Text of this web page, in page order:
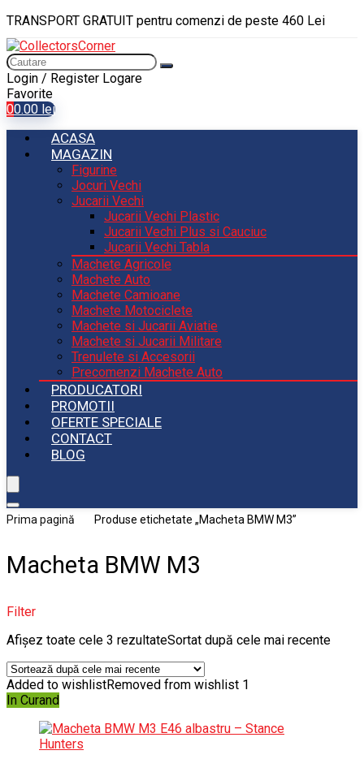
TRANSPORT GRATUIT pentru comenzi de peste 460 Lei
Login / Register Logare
Favorite
00.00 lei
ACASA
MAGAZIN
Figurine
Jocuri Vechi
Jucarii Vechi
Jucarii Vechi Plastic
Jucarii Vechi Plus si Cauciuc
Jucarii Vechi Tabla
Machete Agricole
Machete Auto
Machete Camioane
Machete Motociclete
Machete si Jucarii Aviatie
Machete si Jucarii Militare
Trenulete si Accesorii
Precomenzi Machete Auto
PRODUCATORI
PROMOTII
OFERTE SPECIALE
CONTACT
BLOG
Prima pagină Produse etichetate „Macheta BMW M3”
Macheta BMW M3
Filter
Afișez toate cele 3 rezultateSortat după cele mai recente
Added to wishlistRemoved from wishlist 1
In Curand